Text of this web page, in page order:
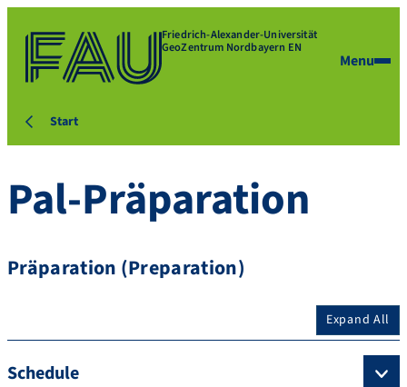
Friedrich-Alexander-Universität
GeoZentrum Nordbayern EN
Menu
Start
Pal-Präparation
Präparation (Preparation)
Expand All
Schedule